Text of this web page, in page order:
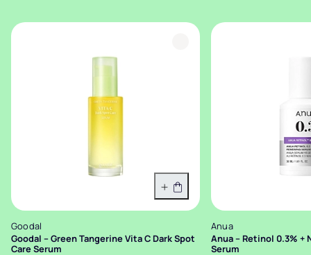
In den Warenkorb
Goodal
Goodal – Green Tangerine Vita C Dark Spot
Care Serum
Anua
Anua – Retinol 0.3% +
Serum